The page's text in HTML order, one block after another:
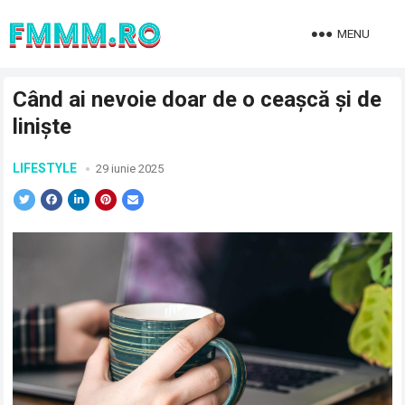
MENU
Când ai nevoie doar de o ceașcă și de
liniște
LIFESTYLE 29 iunie 2025